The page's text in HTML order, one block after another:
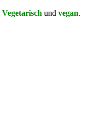
Vegetarisch und vegan.